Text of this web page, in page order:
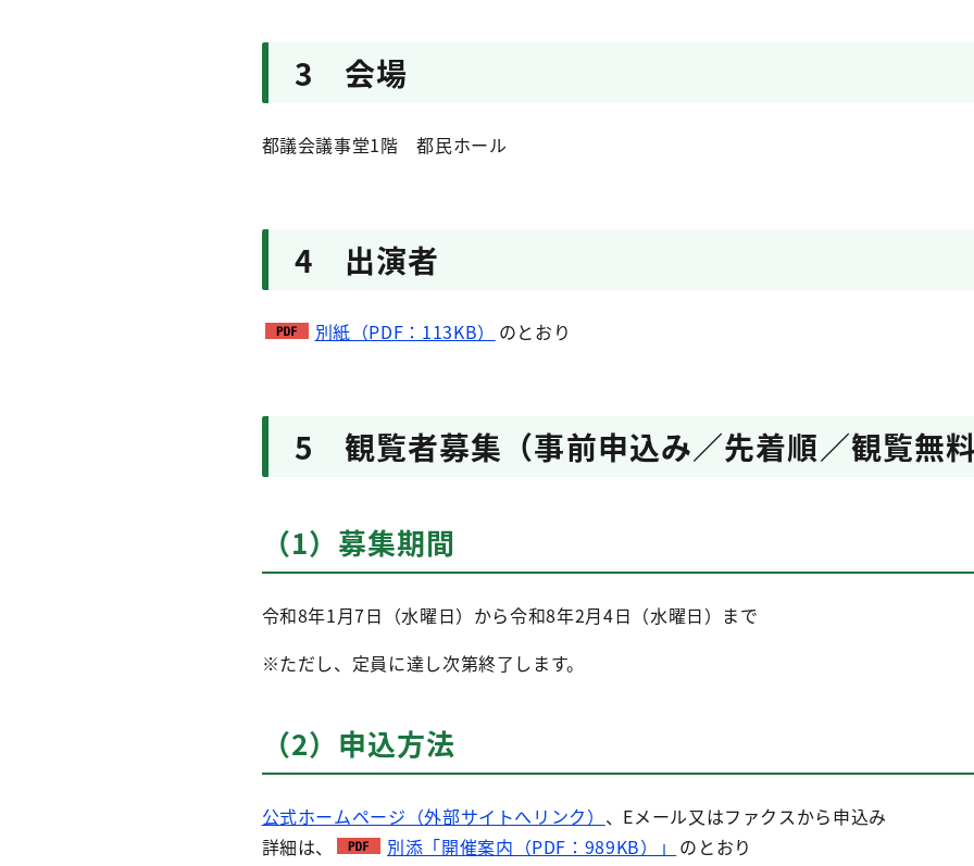
3 会場
都議会議事堂1階 都民ホール
4 出演者
別紙（PDF：113KB） のとおり
5 観覧者募集（事前申込み／先着順／観覧無
（1）募集期間
令和8年1月7日（水曜日）から令和8年2月4日（水曜日）まで
※ただし、定員に達し次第終了します。
（2）申込方法
公式ホームページ（外部サイトへリンク） 、Eメール又はファクスから申込み
詳細は、
別添「開催案内（PDF：989KB）」 のとおり